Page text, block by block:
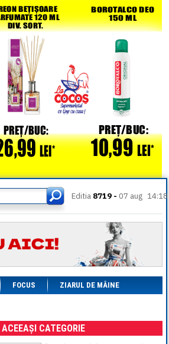
Editia 8719 - 07 aug 14:18
FOCUS ZIARUL DE MÂINE
ACEEAȘI CATEGORIE